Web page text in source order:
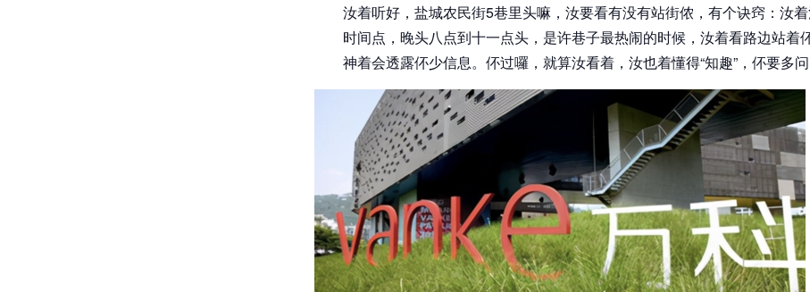
汝着听好，盐城农民街5巷里头嘛，汝要看有没有站街侬，有个诀窍：汝
时间点，晚头八点到十一点头，是许巷子最热闹的时候，汝着看路边站着
神着会透露伓少信息。伓过囉，就算汝看着，汝也着懂得“知趣”，伓要多问